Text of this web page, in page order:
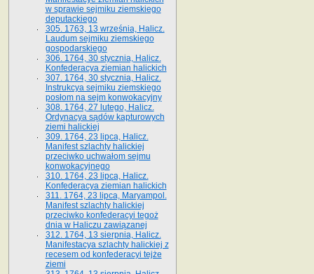
w sprawie sejmiku ziemskiego
deputackiego
305. 1763, 13 września, Halicz.
Laudum sejmiku ziemskiego
gospodarskiego
306. 1764, 30 stycznia, Halicz.
Konfederacya ziemian halickich
307. 1764, 30 stycznia, Halicz.
Instrukcya sejmiku ziemskiego
posłom na sejm konwokacyjny
308. 1764, 27 lutego, Halicz.
Ordynacya sądów kapturowych
ziemi halickiej
309. 1764, 23 lipca, Halicz.
Manifest szlachty halickiej
przeciwko uchwałom sejmu
konwokacyjnego
310. 1764, 23 lipca, Halicz.
Konfederacya ziemian halickich
311. 1764, 23 lipca, Maryampol.
Manifest szlachty halickiej
przeciwko konfederacyi tegoż
dnia w Haliczu zawiązanej
312. 1764, 13 sierpnia, Halicz.
Manifestacya szlachty halickiej z
recesem od konfederacyi tejże
ziemi